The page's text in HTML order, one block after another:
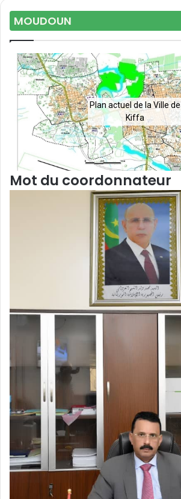
MOUDOUN
Plan actuel de la Ville de
Kiffa
Mot du coordonnateur